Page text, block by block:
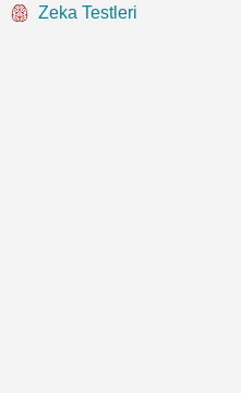
Zeka Testleri